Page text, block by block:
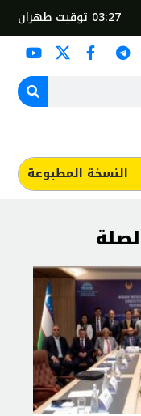
03:27 توقيت طهران
​النسخة المطبوعة